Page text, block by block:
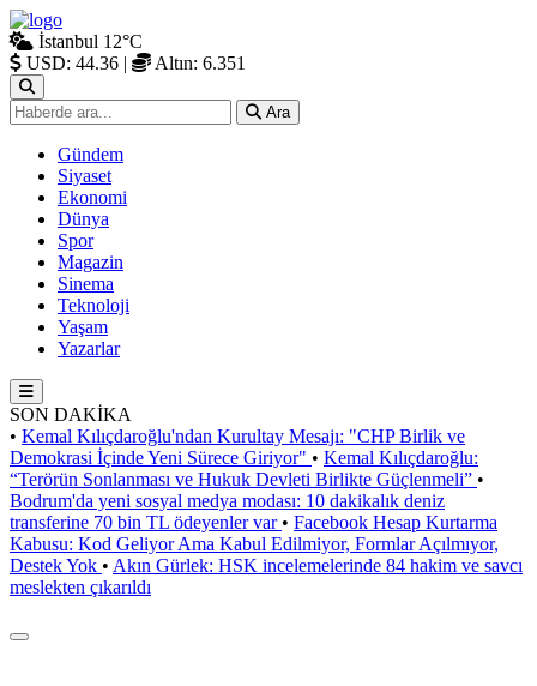
İstanbul 12°C
USD: 44.36 | Altın: 6.351
Ara
Gündem
Siyaset
Ekonomi
Dünya
Spor
Magazin
Sinema
Teknoloji
Yaşam
Yazarlar
SON DAKİKA
• Kemal Kılıçdaroğlu'ndan Kurultay Mesajı: "CHP Birlik ve
Demokrasi İçinde Yeni Sürece Giriyor" • Kemal Kılıçdaroğlu:
“Terörün Sonlanması ve Hukuk Devleti Birlikte Güçlenmeli” •
Bodrum'da yeni sosyal medya modası: 10 dakikalık deniz
transferine 70 bin TL ödeyenler var • Facebook Hesap Kurtarma
Kabusu: Kod Geliyor Ama Kabul Edilmiyor, Formlar Açılmıyor,
Destek Yok • Akın Gürlek: HSK incelemelerinde 84 hakim ve savcı
meslekten çıkarıldı